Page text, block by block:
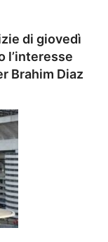
di giovedì
l’interesse
Brahim Diaz